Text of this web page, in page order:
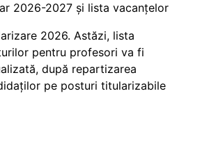
2026-2027 și lista vacanțelor
2026. Astăzi, lista
pentru profesori va fi
după repartizarea
pe posturi titularizabile